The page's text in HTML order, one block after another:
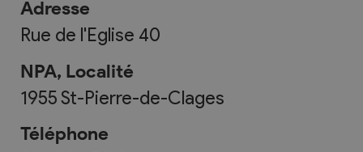
Adresse
Rue de l'Eglise 40
NPA, Localité
1955St-Pierre-de-Clages
Téléphone